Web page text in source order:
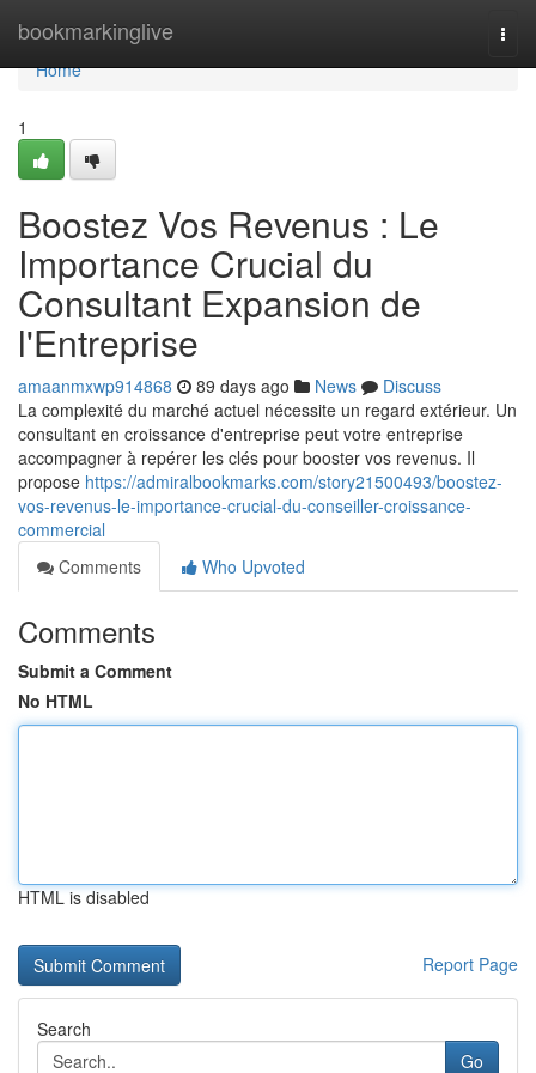
bookmarkinglive
Home
Home
1
Boostez Vos Revenus : Le
Importance Crucial du
Consultant Expansion de
l'Entreprise
amaanmxwp914868 89 days ago News
Discuss
La complexité du marché actuel nécessite un regard extérieur. Un
consultant en croissance d'entreprise peut votre entreprise
accompagner à repérer les clés pour booster vos revenus. Il
propose https://admiralbookmarks.com/story21500493/boostez-
vos-revenus-le-importance-crucial-du-conseiller-croissance-
commercial
Comments
Who Upvoted
Comments
Submit a Comment
No HTML
HTML is disabled
Report Page
Search
Go